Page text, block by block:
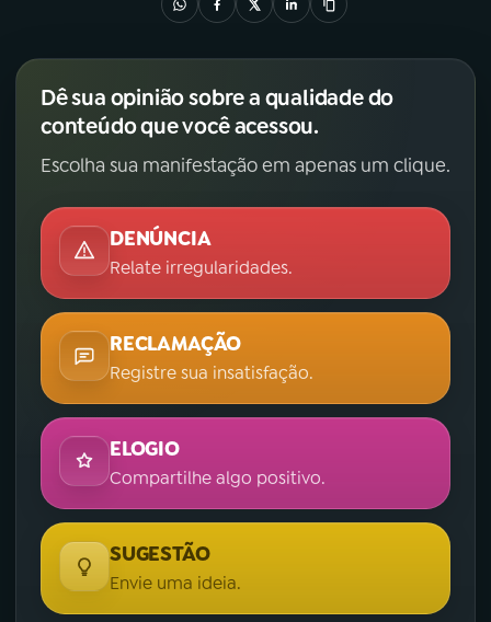
Dê sua opinião sobre a qualidade do
conteúdo que você acessou.
Escolha sua manifestação em apenas um clique.
DENÚNCIA
Relate irregularidades.
RECLAMAÇÃO
Registre sua insatisfação.
ELOGIO
Compartilhe algo positivo.
SUGESTÃO
Envie uma ideia.